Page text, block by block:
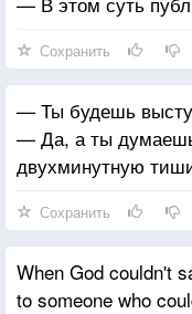
Сохранить
— Ты будешь
— Да, а ты
двухминутную
Сохранить
When God couldn't
to someone who